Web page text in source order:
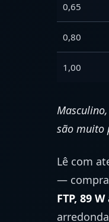
0,65
0,80
1,00
são muito
Lê com
—
FTP, 89